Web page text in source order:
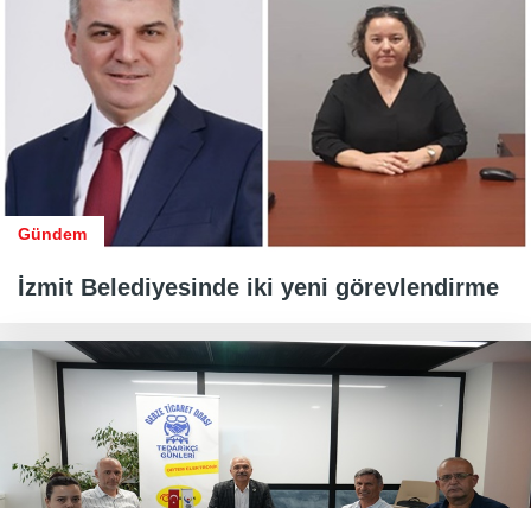
Gündem
İzmit Belediyesinde iki yeni görevlendirme